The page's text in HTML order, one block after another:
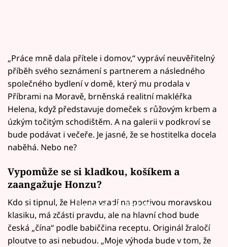
„Práce mně dala přítele i domov,“ vypráví neuvěřitelný
příběh svého seznámení s partnerem a následného
společného bydlení v domě, který mu prodala v
Příbrami na Moravě, brněnská realitní makléřka
Helena, když představuje domeček s růžovým krbem a
úzkým točitým schodištěm. A na galerii v podkroví se
bude podávat i večeře. Je jasné, že se hostitelka docela
naběhá. Nebo ne?
Vypomůže se si kladkou, košíkem a
zaangažuje Honzu?
Failed to fetch
Kdo si tipnul, že Helena vsadí na poctivou moravskou
klasiku, má zčásti pravdu, ale na hlavní chod bude
česká „čína“ podle babiččina receptu. Originál žraločí
ploutve to asi nebudou. „Moje výhoda bude v tom, že